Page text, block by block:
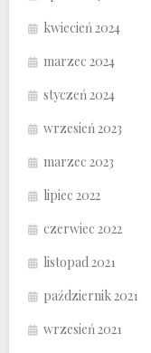
kwiecień 2024
marzec 2024
styczeń 2024
wrzesień 2023
marzec 2023
lipiec 2022
czerwiec 2022
listopad 2021
październik 2021
wrzesień 2021